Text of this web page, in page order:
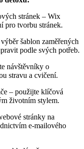
stránek – Wix
pro tvorbu stránek.
šablon zaměřených
podle svých potřeb.
návštěvníky o
stravu a cvičení.
– použijte klíčová
životním stylem.
stránky na
e-mailového